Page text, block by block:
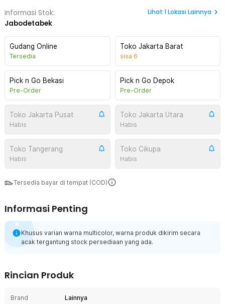
Informasi Stok:
Jabodetabek
Lihat 1Lokasi Lainnya
Gudang Online
Tersedia
Toko Jakarta Barat
sisa 6
Pick n Go Bekasi
Pre-Order
Pick n Go Depok
Pre-Order
Toko Jakarta Pusat
Habis
Toko Jakarta Utara
Habis
Toko Tangerang
Habis
Toko Cikupa
Habis
Tersedia bayar di tempat (COD)
Informasi Penting
Khusus varian warna multicolor, warna produk dikirim secara
acak tergantung stock persediaan yang ada.
Rincian Produk
Brand
Lainnya